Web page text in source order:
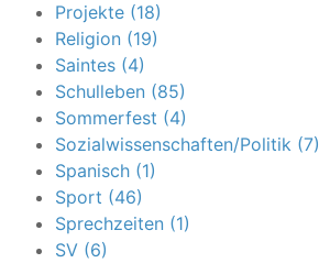
Projekte (18)
Religion (19)
Saintes (4)
Schulleben (85)
Sommerfest (4)
Sozialwissenschaften/Politik (7)
Spanisch (1)
Sport (46)
Sprechzeiten (1)
SV (6)